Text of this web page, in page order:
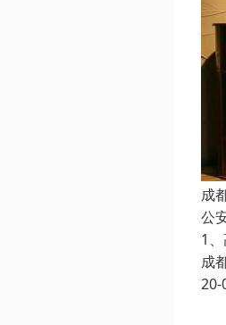
成
公
1
成
20-